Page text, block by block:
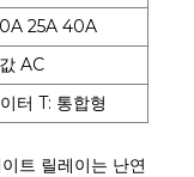
25A 40A
AC
터 T: 통합형
트 릴레이는 난연